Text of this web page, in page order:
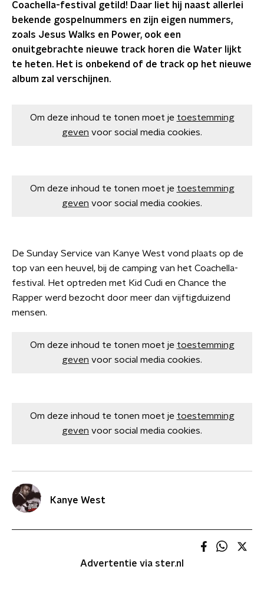
Coachella-festival getild! Daar liet hij naast allerlei
bekende gospelnummers en zijn eigen nummers,
zoals Jesus Walks en Power, ook een
onuitgebrachte nieuwe track horen die Water lijkt
te heten. Het is onbekend of de track op het nieuwe
album zal verschijnen.
Om deze inhoud te tonen moet je toestemming
geven voor social media cookies.
Om deze inhoud te tonen moet je toestemming
geven voor social media cookies.
De Sunday Service van Kanye West vond plaats op de
top van een heuvel, bij de camping van het Coachella-
festival. Het optreden met Kid Cudi en Chance the
Rapper werd bezocht door meer dan vijftigduizend
mensen.
Om deze inhoud te tonen moet je toestemming
geven voor social media cookies.
Om deze inhoud te tonen moet je toestemming
geven voor social media cookies.
Kanye West
Advertentie via ster.nl